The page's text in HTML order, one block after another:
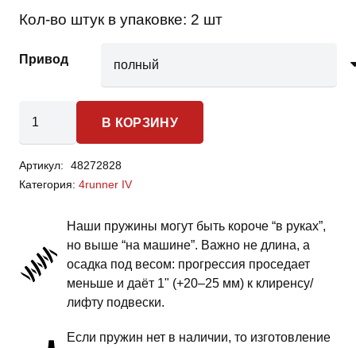
Кол-во штук в упаковке: 2 шт
Привод
товара
4runner
IV
пружины
задней
подвески
дюйма
В КОРЗИНУ
Артикул:
48272828
Категория: 4runner IV
Наши пружины могут быть короче “в руках”,
но выше “на машине”. Важно не длина, а
осадка под весом: прогрессия проседает
меньше и даёт 1" (+20–25 мм) к клиренсу/
лифту подвески.
Если пружин нет в наличии, то изготовление